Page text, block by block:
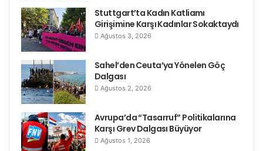
Stuttgart’ta Kadın Katliamı
Girişimine Karşı Kadınlar Sokaktaydı
Ağustos 3, 2026
Sahel’den Ceuta’ya Yönelen Göç
Dalgası
Ağustos 2, 2026
Avrupa’da “Tasarruf” Politikalarına
Karşı Grev Dalgası Büyüyor
Ağustos 1, 2026